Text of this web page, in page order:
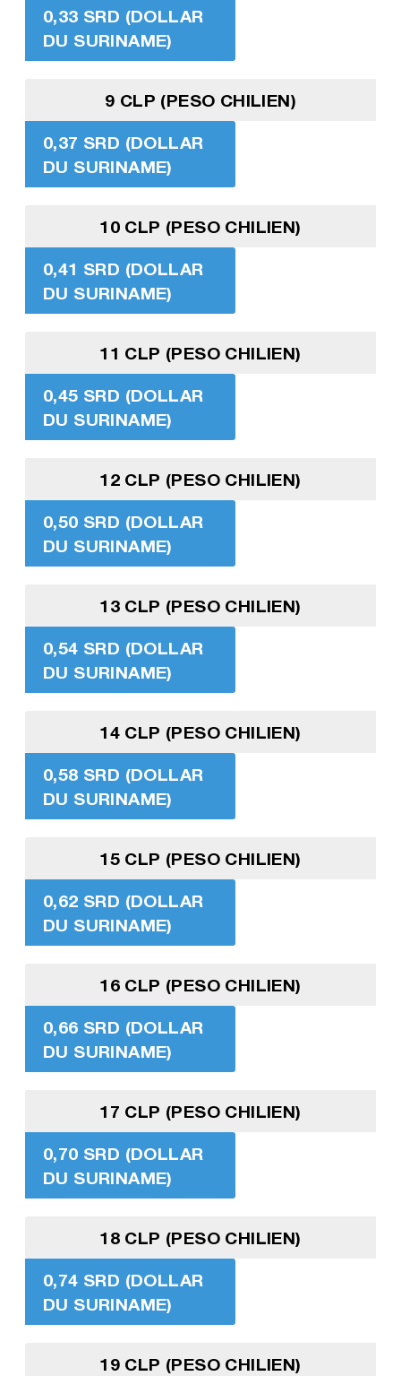
0,33 SRD (DOLLAR
DU SURINAME)
9 CLP (PESO CHILIEN)
0,37 SRD (DOLLAR
DU SURINAME)
10 CLP (PESO CHILIEN)
0,41 SRD (DOLLAR
DU SURINAME)
11 CLP (PESO CHILIEN)
0,45 SRD (DOLLAR
DU SURINAME)
12 CLP (PESO CHILIEN)
0,50 SRD (DOLLAR
DU SURINAME)
13 CLP (PESO CHILIEN)
0,54 SRD (DOLLAR
DU SURINAME)
14 CLP (PESO CHILIEN)
0,58 SRD (DOLLAR
DU SURINAME)
15 CLP (PESO CHILIEN)
0,62 SRD (DOLLAR
DU SURINAME)
16 CLP (PESO CHILIEN)
0,66 SRD (DOLLAR
DU SURINAME)
17 CLP (PESO CHILIEN)
0,70 SRD (DOLLAR
DU SURINAME)
18 CLP (PESO CHILIEN)
0,74 SRD (DOLLAR
DU SURINAME)
19 CLP (PESO CHILIEN)